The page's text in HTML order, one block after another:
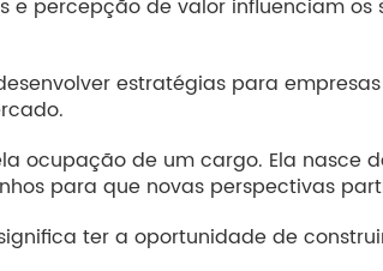
percepção de valor influenciam os
estratégias para
ocupação de um cargo. Ela nasce
para que novas perspectivas
ter a oportunidade de